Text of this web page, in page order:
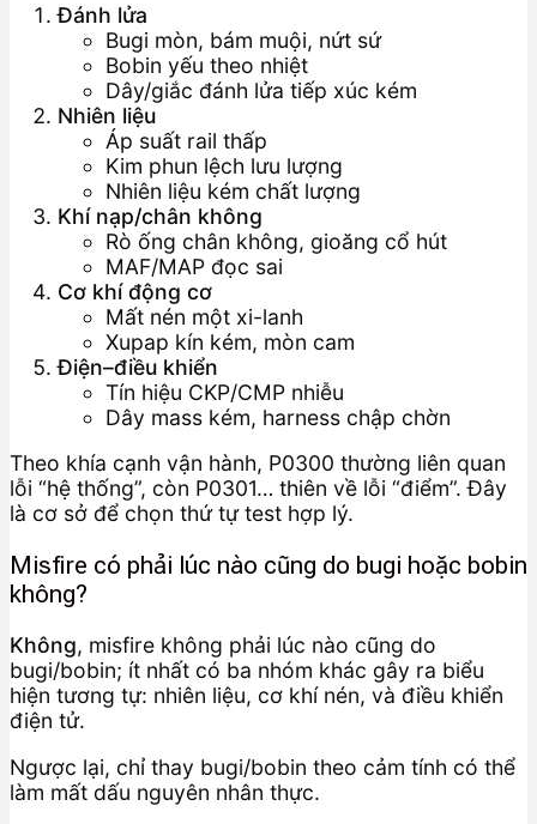
Đánh lửa
Bugi mòn, bám muội, nứt sứ
Bobin yếu theo nhiệt
Dây/giắc đánh lửa tiếp xúc kém
Nhiên liệu
Áp suất rail thấp
Kim phun lệch lưu lượng
Nhiên liệu kém chất lượng
Khí nạp/chân không
Rò ống chân không, gioăng cổ hút
MAF/MAP đọc sai
Cơ khí động cơ
Mất nén một xi-lanh
Xupap kín kém, mòn cam
Điện–điều khiển
Tín hiệu CKP/CMP nhiễu
Dây mass kém, harness chập chờn
Theo khía cạnh vận hành, P0300 thường liên quan
lỗi “hệ thống”, còn P0301… thiên về lỗi “điểm”. Đây
là cơ sở để chọn thứ tự test hợp lý.
Misfire có phải lúc nào cũng do bugi hoặc bobin
không?
Không, misfire không phải lúc nào cũng do
bugi/bobin; ít nhất có ba nhóm khác gây ra biểu
hiện tương tự: nhiên liệu, cơ khí nén, và điều khiển
điện tử.
Ngược lại, chỉ thay bugi/bobin theo cảm tính có thể
làm mất dấu nguyên nhân thực.